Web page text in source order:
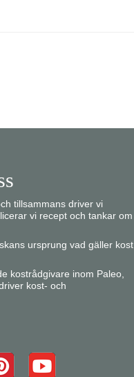
tillsammans driver vi
vi recept och tankar om
ursprung vad gäller kost
kostrådgivare inom Paleo,
kost- och